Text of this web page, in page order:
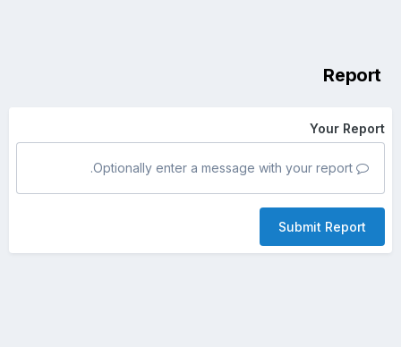
Report
Your Report
Submit Report